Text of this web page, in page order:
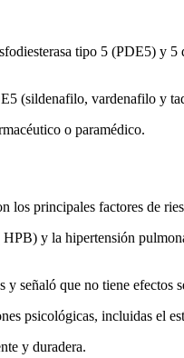
tipo 5 (PDE5) y
(sildenafilo, vardenafilo y
o paramédico.
los principales factores de
y la hipertensión
señaló que no tiene
psicológicas, incluidas el
y duradera.